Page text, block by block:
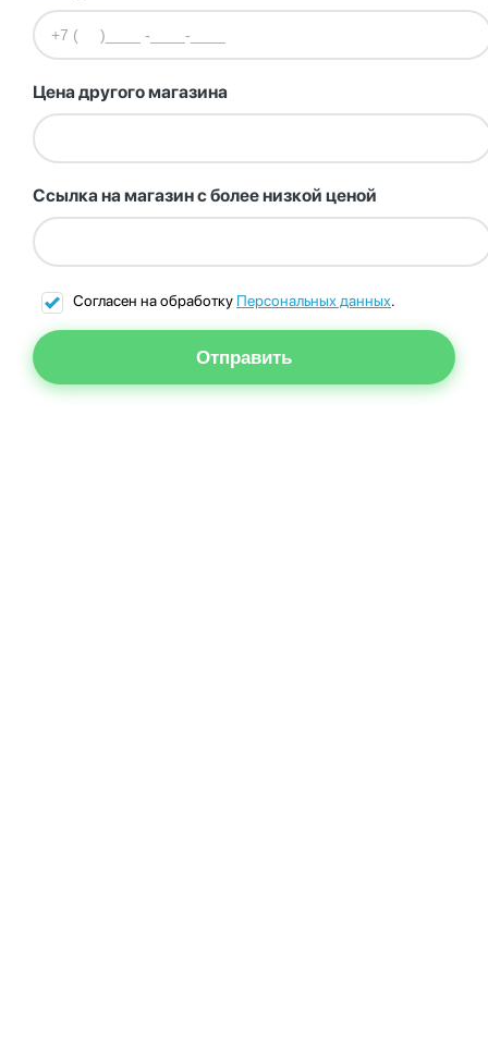
Цена другого магазина
Ссылка на магазин с более низкой ценой
Согласен на обработку Персональных данных.
Отправить